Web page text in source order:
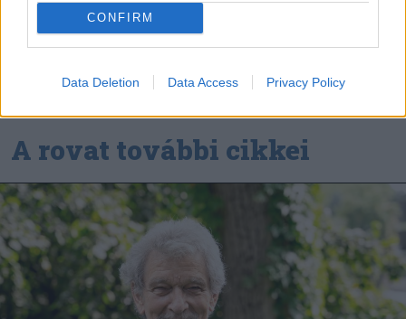
CONFIRM
Data Deletion Data Access Privacy Policy
A rovat további cikkei